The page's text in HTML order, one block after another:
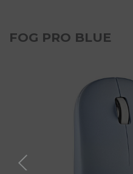
FOG PRO BLUE